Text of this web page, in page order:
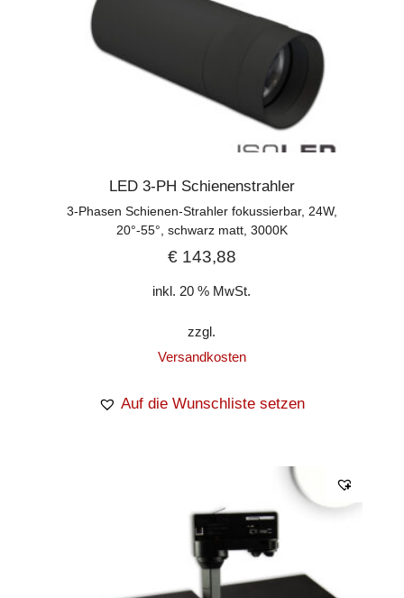
LED 3-PH Schienenstrahler
3-Phasen Schienen-Strahler fokussierbar, 24W,
20°-55°, schwarz matt, 3000K
€143,88
inkl. 20 % MwSt.
zzgl.
Versandkosten
Auf die Wunschliste setzen